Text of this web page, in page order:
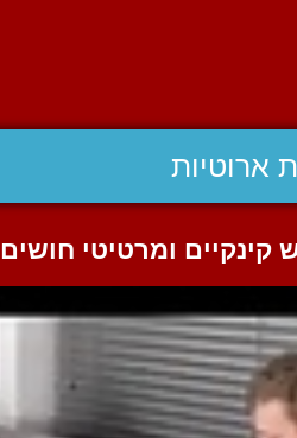
ארוטיות
ומרטיטי חושים